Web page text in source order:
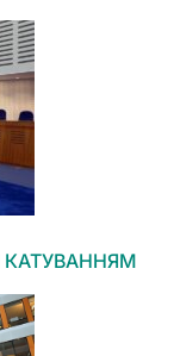
КАТУВАННЯМ